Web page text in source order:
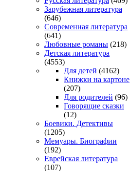
Зарубежная литература
(646)
Современная литература
(641)
Любовные романы (218)
Детская литература
(4553)
Для детей (4162)
Книжки на картоне
(207)
Для родителей (96)
Говорящие сказки
(12)
Боевики. Детективы
(1205)
Мемуары. Биографии
(192)
Еврейская литература
(107)